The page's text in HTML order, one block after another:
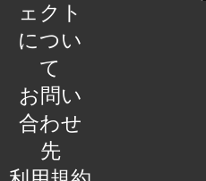
ェクト
につい
て
お問い
合わせ
先